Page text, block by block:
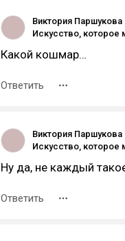
Виктория Паршукова
Какой кошмар…
Ответить
Виктория Паршукова
Ну да, не каждый
Ответить